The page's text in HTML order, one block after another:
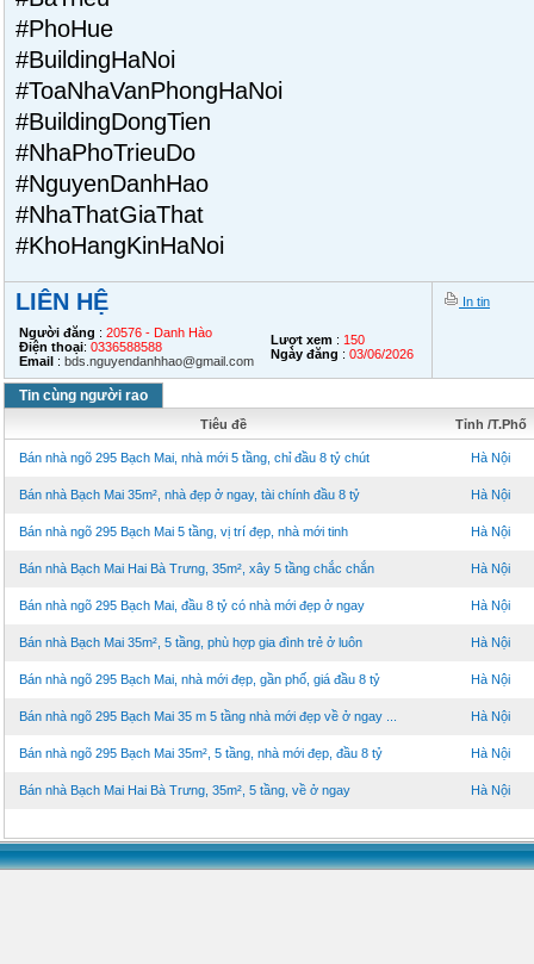
#PhoHue
#BuildingHaNoi
#ToaNhaVanPhongHaNoi
#BuildingDongTien
#NhaPhoTrieuDo
#NguyenDanhHao
#NhaThatGiaThat
#KhoHangKinHaNoi
LIÊN HỆ
Người đăng : 20576 - Danh Hào
Điện thoại: 0336588588
Email : bds.nguyendanhhao@gmail.com
Lượt xem : 150
Ngày đăng : 03/06/2026
In tin
Tin cùng người rao
Tiêu đề Tỉnh /T.Phố
Bán nhà ngõ 295 Bạch Mai, nhà mới 5 tầng, chỉ đầu 8 tỷ chút Hà Nội
Bán nhà Bạch Mai 35m², nhà đẹp ở ngay, tài chính đầu 8 tỷ Hà Nội
Bán nhà ngõ 295 Bạch Mai 5 tầng, vị trí đẹp, nhà mới tinh Hà Nội
Bán nhà Bạch Mai Hai Bà Trưng, 35m², xây 5 tầng chắc chắn Hà Nội
Bán nhà ngõ 295 Bạch Mai, đầu 8 tỷ có nhà mới đẹp ở ngay Hà Nội
Bán nhà Bạch Mai 35m², 5 tầng, phù hợp gia đình trẻ ở luôn Hà Nội
Bán nhà ngõ 295 Bạch Mai, nhà mới đẹp, gần phố, giá đầu 8 tỷ Hà Nội
Bán nhà ngõ 295 Bạch Mai 35 m 5 tầng nhà mới đẹp về ở ngay ... Hà Nội
Bán nhà ngõ 295 Bạch Mai 35m², 5 tầng, nhà mới đẹp, đầu 8 tỷ Hà Nội
Bán nhà Bạch Mai Hai Bà Trưng, 35m², 5 tầng, về ở ngay Hà Nội